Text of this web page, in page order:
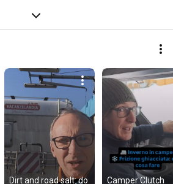
Dirt and road salt: do Camper Clutch